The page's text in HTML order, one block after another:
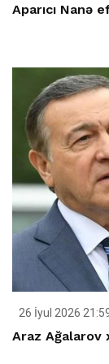
Aparıcı Nanə
26 İyul 2026
Araz Ağalarov